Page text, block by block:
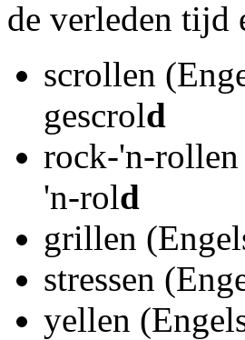
de verleden
scrollen
gescrold
rock-'n-
'n-rold
grillen
stressen
yellen